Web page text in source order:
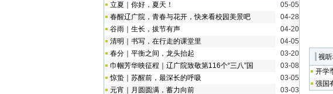
立夏｜你好，夏天！
05-05
春醒辽广院，青春与花开，快来看校园美景吧
04-28
谷雨｜生长，拔节有声
04-20
清明｜书写，在行走的课堂里
04-05
春分｜平衡之间，龙头抬起
03-20
巾帼芳华映征程｜辽广院致敬第116个“三八”国
03-08
惊蛰｜苏醒前，最深长的呼吸
03-05
元宵｜月圆圆满，蓄力向前
03-03
视
开学
强国